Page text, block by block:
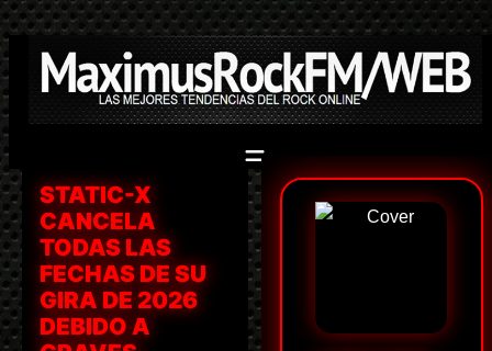
Saltar
contenido
STATIC-X
CANCELA
TODAS LAS
FECHAS DE SU
GIRA DE 2026
DEBIDO A